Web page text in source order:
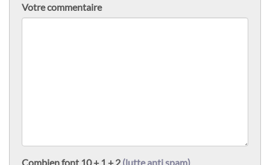
Votre commentaire
Combien font 10 + 1 + 2 (lutte anti spam)